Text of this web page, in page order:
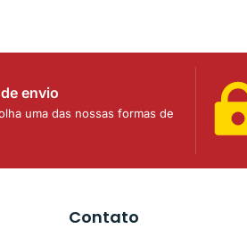
envio
uma das nossas formas de
Contato